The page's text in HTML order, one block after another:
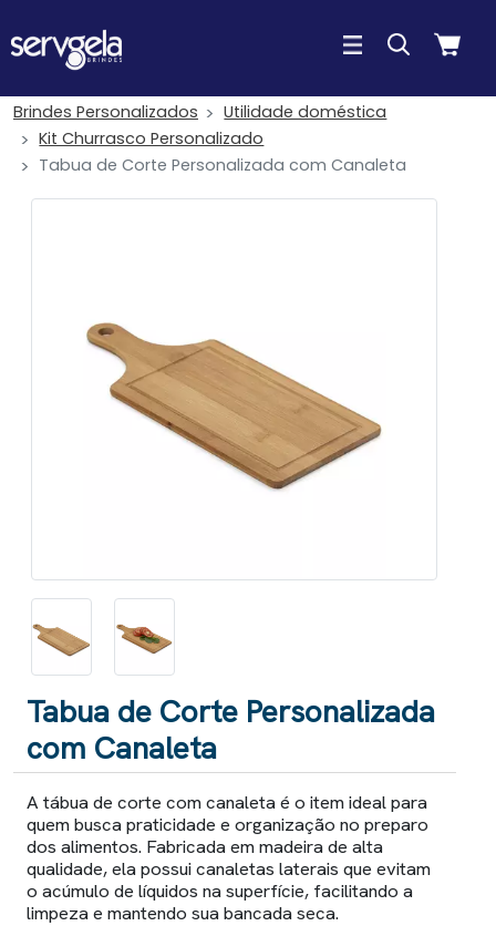
Brindes Personalizados
Utilidade doméstica
Kit Churrasco Personalizado
Tabua de Corte Personalizada com Canaleta
Tabua de Corte Personalizada
com Canaleta
A tábua de corte com canaleta é o item ideal para
quem busca praticidade e organização no preparo
dos alimentos. Fabricada em madeira de alta
qualidade, ela possui canaletas laterais que evitam
o acúmulo de líquidos na superfície, facilitando a
limpeza e mantendo sua bancada seca.